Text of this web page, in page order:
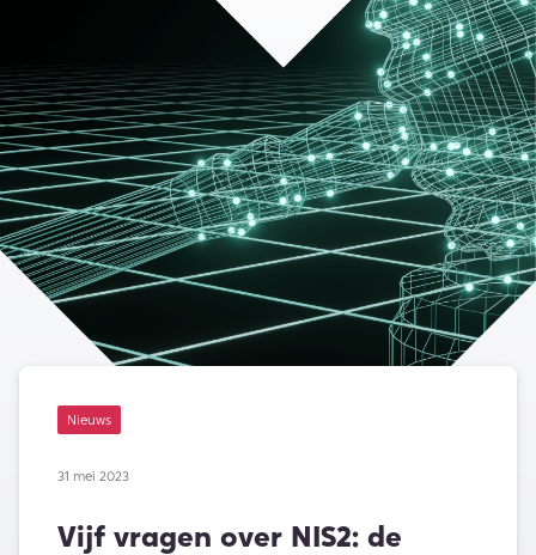
Nieuws
31 mei 2023
Vijf vragen over NIS2: de